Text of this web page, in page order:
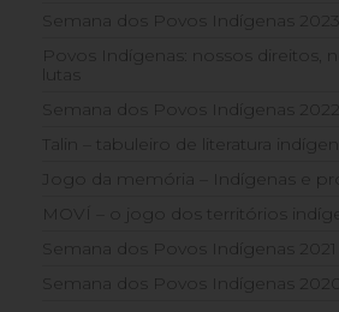
Semana dos Povos Indígenas 2023
Povos Indígenas: nossos direitos,
lutas
Semana dos Povos Indígenas 2022
Talin – tabuleiro de literatura
Jogo da memória – Indígenas e
MOVÍ – o jogo dos territórios
Semana dos Povos Indígenas 2021
Semana dos Povos Indígenas 2020